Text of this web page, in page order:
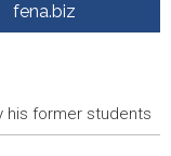
potpisali sporazum o
levels
dionicama
fena.biz
his former students